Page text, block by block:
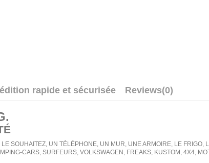
rapide et sécurisée Reviews(0)
.
SOUHAITEZ, UN TÉLÉPHONE, UN MUR, UNE ARMOIRE, LE FRIGO,
CARS, SURFEURS, VOLKSWAGEN, FREAKS, KUSTOM, 4X4,